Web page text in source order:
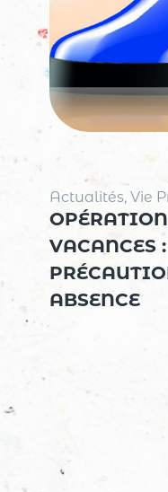
Actualités, Vie
VACANCES
ABSENCE